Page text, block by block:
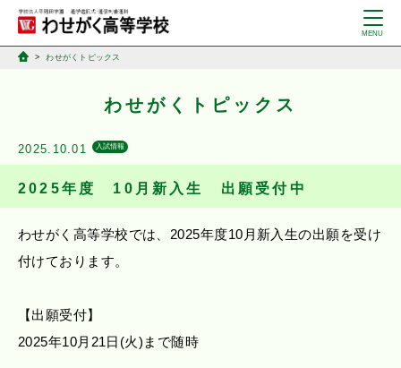
わせがくトピックス
わせがくトピックス
2025.10.01 入試情報
2025年度 10月新入生 出願受付中
わせがく高等学校では、2025年度10月新入生の出願を受け
付けております。
【出願受付】
2025年10月21日(火)まで随時